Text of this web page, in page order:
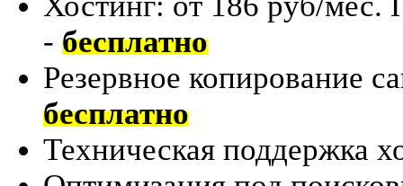
- бесплатно
Резервное копирование
бесплатно
Техническая поддержка